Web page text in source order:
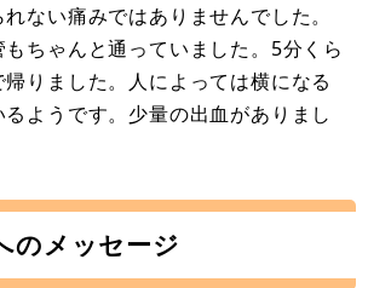
ない痛みではありませんでした。
ちゃんと通っていました。5分くら
りました。人によっては横になる
るようです。少量の出血がありまし
のメッセージ